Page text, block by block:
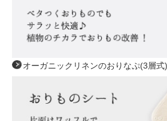
オーガニックリネンのおりなぷ(3層式)